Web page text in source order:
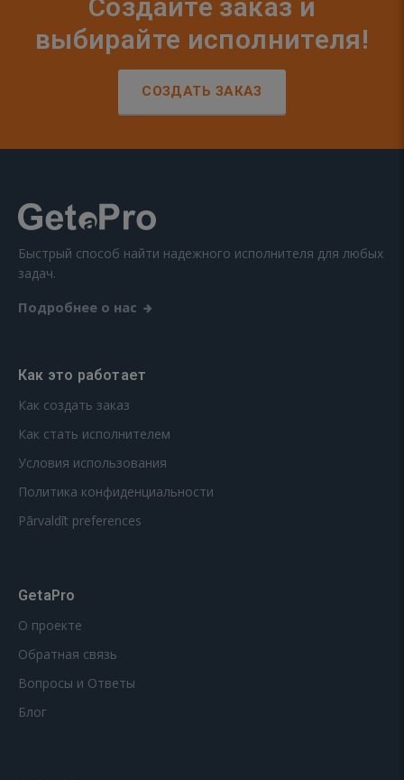
Создайте заказ и
выбирайте исполнителя!
СОЗДАТЬ ЗАКАЗ
Быстрый способ найти надежного исполнителя для любых
задач.
Подробнее о нас
Как это работает
Как создать заказ
Как стать исполнителем
Условия использования
Политика конфиденциальности
Pārvaldīt preferences
GetaPro
О проекте
Обратная связь
Вопросы и Ответы
Блог